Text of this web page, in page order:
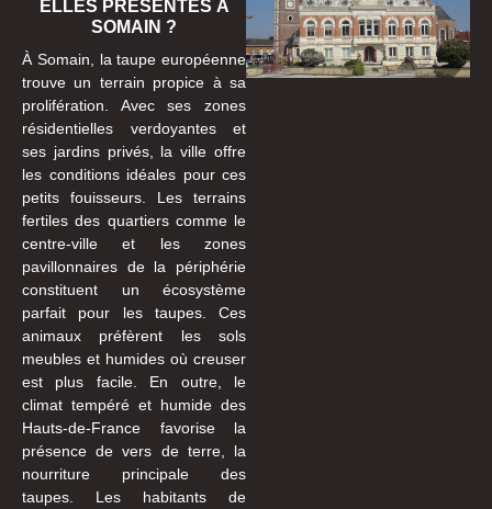
ELLES PRÉSENTES À
SOMAIN ?
À Somain, la taupe européenne
trouve un terrain propice à sa
prolifération. Avec ses zones
résidentielles verdoyantes et
ses jardins privés, la ville offre
les conditions idéales pour ces
petits fouisseurs. Les terrains
fertiles des quartiers comme le
centre-ville et les zones
pavillonnaires de la périphérie
constituent un écosystème
parfait pour les taupes. Ces
animaux préfèrent les sols
meubles et humides où creuser
est plus facile. En outre, le
climat tempéré et humide des
Hauts-de-France favorise la
présence de vers de terre, la
nourriture principale des
taupes. Les habitants de